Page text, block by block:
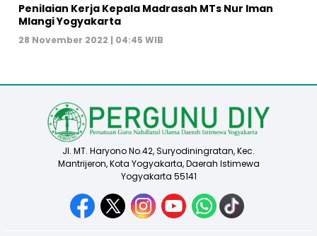
Penilaian Kerja Kepala Madrasah MTs Nur Iman
Mlangi Yogyakarta
28 November 2022 | 04:45 WIB
Jl. MT. Haryono No.42, Suryodiningratan, Kec.
Mantrijeron, Kota Yogyakarta, Daerah Istimewa
Yogyakarta 55141